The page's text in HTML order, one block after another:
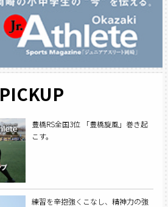
PICKUP
豊橋RS全国3位 「豊橋旋風」巻き起
こす。
練習を辛抱強くこなし、精神力の強